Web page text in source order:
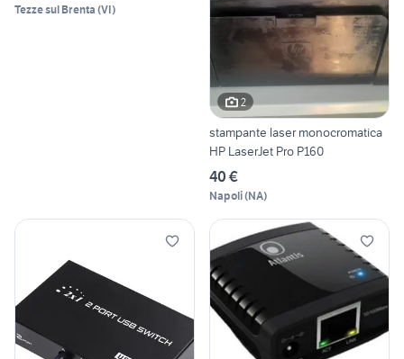
Tezze sul Brenta (VI)
2
stampante laser monocromatica
HP LaserJet Pro P160
40 €
Napoli(NA)